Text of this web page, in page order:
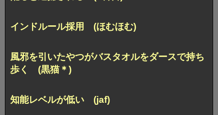
インドルール採用 (ほむほむ)
風邪を引いたやつがバスタオルをダースで持ち
歩く (黒猫＊)
知能レベルが低い (jaf)